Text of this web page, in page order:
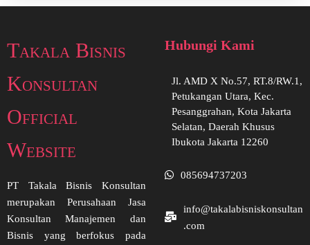
Takala Bisnis
Konsultan
Official
Website
PT Takala Bisnis Konsultan
merupakan Perusahaan Jasa
Konsultan Manajemen dan
Bisnis yang berfokus pada
Hubungi Kami
Jl. AMD X No.57, RT.8/RW.1,
Petukangan Utara, Kec.
Pesanggrahan, Kota Jakarta
Selatan, Daerah Khusus
Ibukota Jakarta 12260
085694737203
info@takalabisniskonsultan
.com